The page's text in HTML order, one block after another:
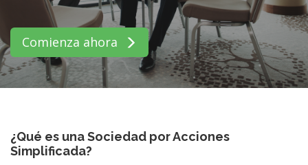
Comienza ahora
¿Qué es una Sociedad por Acciones
Simplificada?